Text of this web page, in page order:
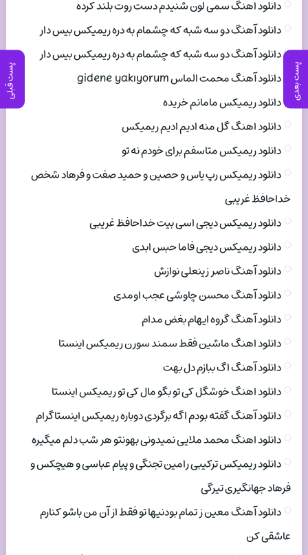
پست بعدی پست قبلی
دانلود اهنگ سمی لون شنیدم دست روت بلند کرده
دانلود آهنگ دو سه شبه که چشمام به دره ریمیکس بیس دار
دانلود آهنگ دو سه شبه که چشمام به دره ریمیکس بیس دار
دانلود آهنگ محمت الماس gidene yakıyorum
دانلود ریمیکس مامانم خریده
دانلود اهنگ گل منه ادیم ادیم ریمیکس
دانلود ریمیکس متاسفم برای خودم نه تو
دانلود ریمیکس رپ یاس و حصین و حمید صفت و فرهاد شخص
خداحافظ غریبی
دانلود ریمیکس دیجی اسی بیت خداحافظ غریبی
دانلود ریمیکس دیجی فاما حبس ابدی
دانلود آهنگ ناصر زینعلی نوازش
دانلود آهنگ محسن چاوشی عجب اومدی
دانلود آهنگ گروه ایهام بغض مدام
دانلود اهنگ ماشین فقط سمند سورن ریمیکس اینستا
دانلود آهنگ اگ ببازم دل بهت
دانلود اهنگ خوشگل کی تو بگو مال کی تو ریمیکس اینستا
دانلود آهنگ گفته بودم اگه برگردی دوباره ریمیکس اینستاگرام
دانلود اهنگ محمد ملایی نمیدونی بهونتو هر شب دلم میگیره
دانلود ریمیکس ترکیبی رامین تجنگی و پیام عباسی و هیچکس و
فرهاد جهانگیری تیرگی
دانلود آهنگ معین ز تمام بودنیها تو فقط از آن من باشو کنارم
عاشقی کن